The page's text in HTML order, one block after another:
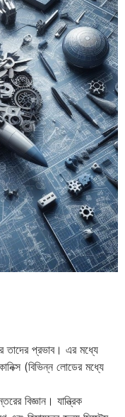
তাদের প্রভাব। এর মধ্যে
(বিভিন্ন লোডের মধ্যে
বিজ্ঞান। যান্ত্রিক